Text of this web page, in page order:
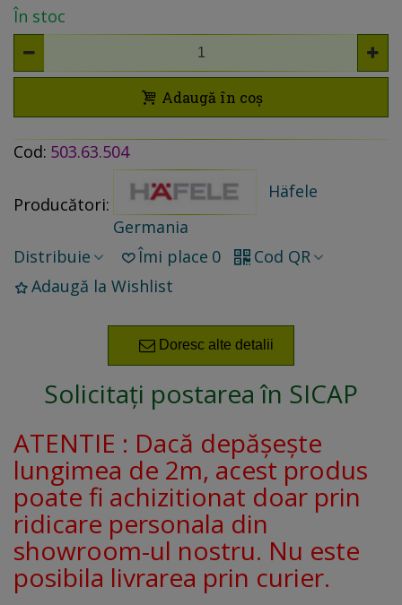
În stoc
Adaugă în coș
Cod: 503.63.504
Producători:
Häfele
Germania
Distribuie
Îmi place 0
Cod QR
Adaugă la Wishlist
Doresc alte detalii
Solicitați postarea în SICAP
ATENTIE : Dacă depășește
lungimea de 2m, acest produs
poate fi achizitionat doar prin
ridicare personala din
showroom-ul nostru. Nu este
posibila livrarea prin curier.